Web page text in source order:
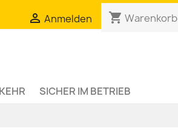
 Anmelden shopping_cart Warenkorb
SICHER IM BETRIEB